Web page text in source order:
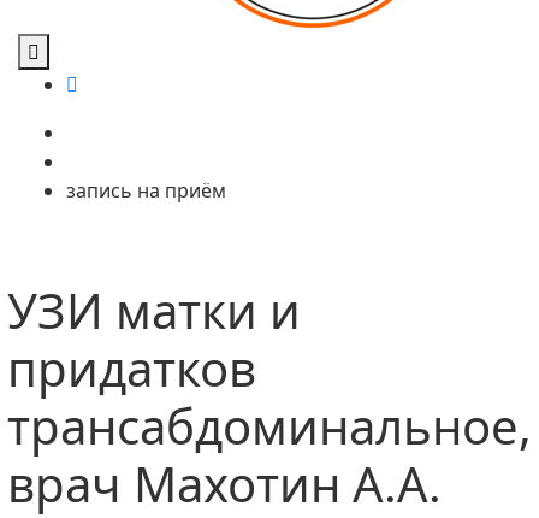
запись на приём
УЗИ матки и
придатков
трансабдоминальное,
врач Махотин А.А.